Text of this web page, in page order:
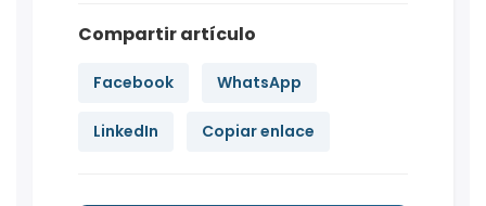
Compartir artículo
Facebook WhatsApp
LinkedIn Copiar enlace